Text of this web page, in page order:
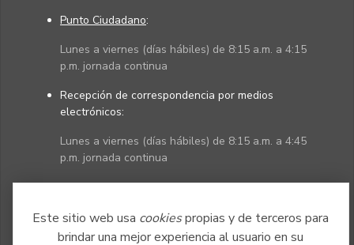
Este sitio web usa cookiespropias y de terceros para
brindar una mejor experiencia al usuario en su
Punto Ciudadano:
Lunes a viernes (días hábiles) de 8:15 a.m. a 4:15
p.m. jornada continua
Recepción de correspondencia por medios
electrónicos:
Lunes a viernes (días hábiles) de 8:15 a.m. a 4:45
p.m. jornada continua